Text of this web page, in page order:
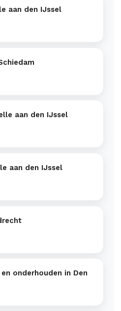
aan den IJssel
aan den IJssel
aan den IJssel
onderhouden in Den